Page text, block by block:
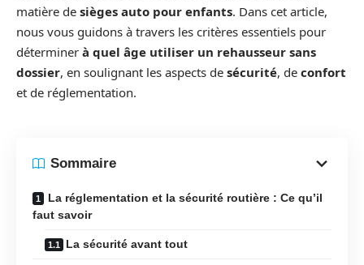
matière de sièges auto pour enfants. Dans cet article,
nous vous guidons à travers les critères essentiels pour
déterminer à quel âge utiliser un rehausseur sans
dossier, en soulignant les aspects de sécurité, de confort
et de réglementation.
Sommaire
La réglementation et la sécurité routière : Ce qu’il
faut savoir
La sécurité avant tout